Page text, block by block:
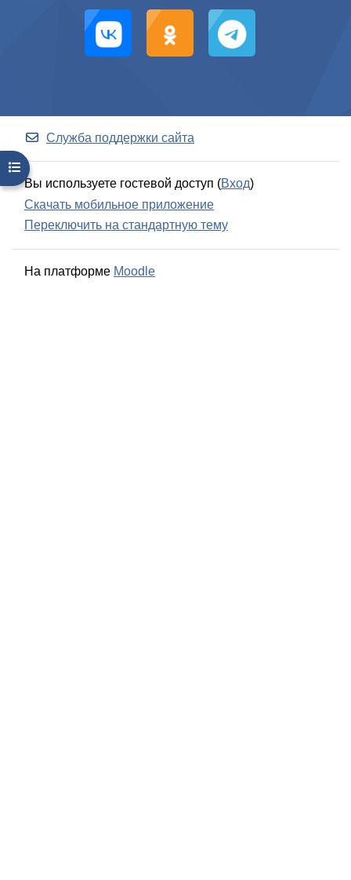
Открыть оглавление курса
Служба поддержки сайта
Вы используете гостевой доступ (Вход)
Скачать мобильное приложение
Переключить на стандартную тему
На платформе Moodle